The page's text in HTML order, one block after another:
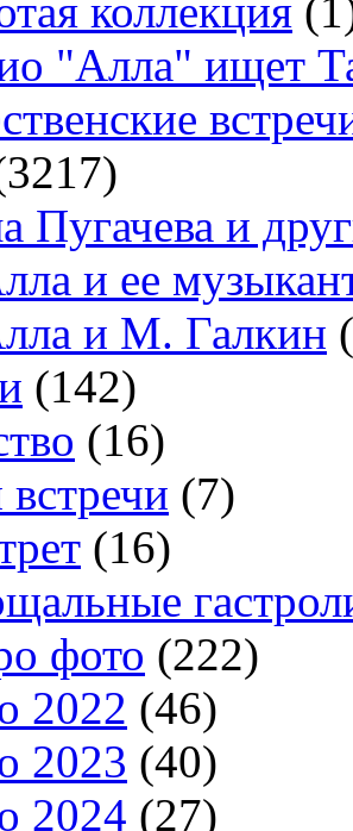
коллекция
"Алла" ищет
Пугачева и
и ее
и М. Галкин
(142)
(16)
(7)
(16)
фото (222)
2022 (46)
2023 (40)
2024 (27)